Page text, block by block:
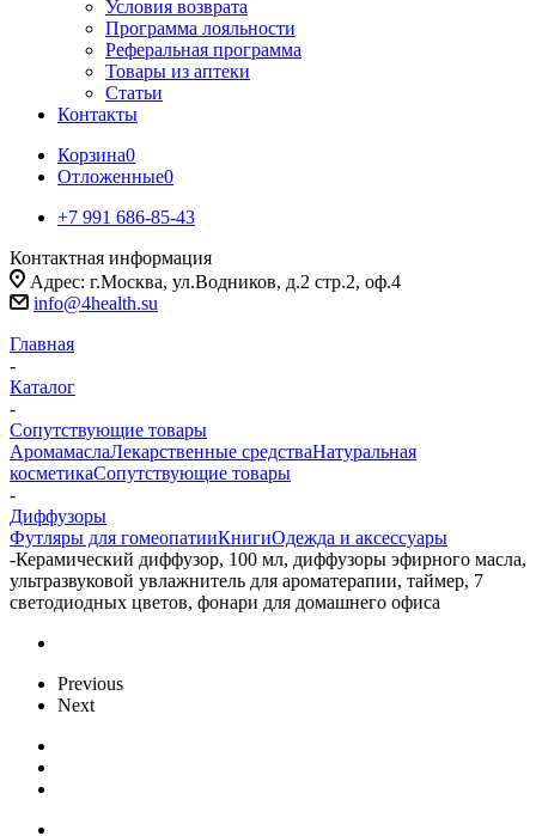
Условия возврата
Программа лояльности
Реферальная программа
Товары из аптеки
Статьи
Контакты
Корзина0
Отложенные0
+7 991 686-85-43
Контактная информация
Адрес: г.Москва, ул.Водников, д.2 стр.2, оф.4
info@4health.su
Главная
-
Каталог
-
Сопутствующие товары
АромамаслаЛекарственные средстваНатуральная
косметикаСопутствующие товары
-
Диффузоры
Футляры для гомеопатииКнигиОдежда и аксессуары
-Керамический диффузор, 100 мл, диффузоры эфирного масла,
ультразвуковой увлажнитель для ароматерапии, таймер, 7
светодиодных цветов, фонари для домашнего офиса
Previous
Next